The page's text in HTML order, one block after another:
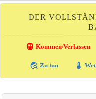
DER
directions_transit Kommen/Verlassen
travel_explore Zu tun thermostat